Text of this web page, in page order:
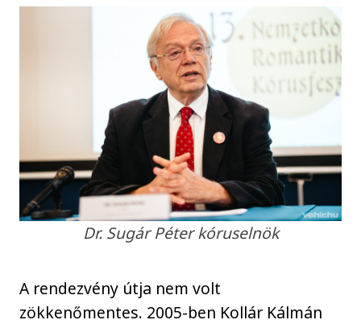
Dr. Sugár Péter kóruselnök
A rendezvény útja nem volt
zökkenőmentes. 2005-ben Kollár Kálmán